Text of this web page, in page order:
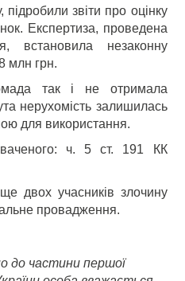
звіти про оцінку
Експертиза, проведена
встановила незаконну
млн грн.
так і не отримала
нерухомість залишилась
для використання.
ч. 5 ст. 191 КК
двох учасників злочину
провадження.
до частини першої